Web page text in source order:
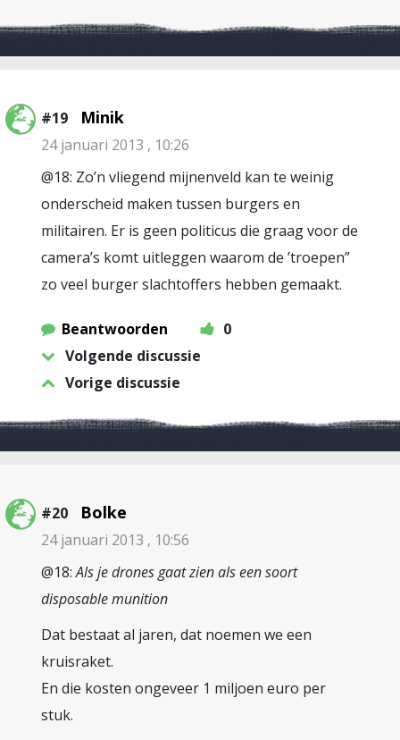
#19 Minik
24 januari 2013 , 10:26
@18: Zo’n vliegend mijnenveld kan te weinig
onderscheid maken tussen burgers en
militairen. Er is geen politicus die graag voor de
camera’s komt uitleggen waarom de ’troepen”
zo veel burger slachtoffers hebben gemaakt.
Beantwoorden
0
Volgende discussie
Vorige discussie
#20 Bolke
24 januari 2013 , 10:56
@18:Als je drones gaat zien als een soort
disposable munition
Dat bestaat al jaren, dat noemen we een
kruisraket.
En die kosten ongeveer 1 miljoen euro per
stuk.